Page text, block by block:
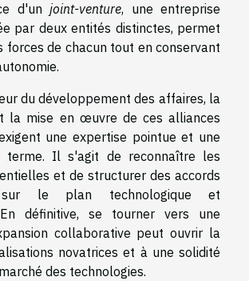
d'un joint-venture, une entreprise
par deux entités distinctes, permet
forces de chacun tout en conservant
du développement des affaires, la
la mise en œuvre de ces alliances
une expertise pointue et une
terme. Il s'agit de reconnaître les
et de structurer des accords
sur le plan technologique et
définitive, se tourner vers une
collaborative peut ouvrir la
novatrices et à une solidité
des technologies.